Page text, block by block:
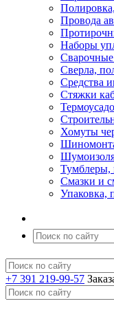
Провода
Наборы
Сверла,
Средства
Стяжки
Хомуты
Тумблеры,
Смазки и
Упаковка,
+7 391 219-99-57